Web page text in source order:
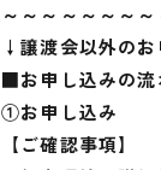
～～～～～～～
↓譲渡会以外の
■お申し込みの流
①お申し込み
【ご確認事項】